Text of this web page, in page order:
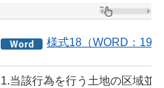
様式18（WORD：
1.当該行為を行う土地の区域並